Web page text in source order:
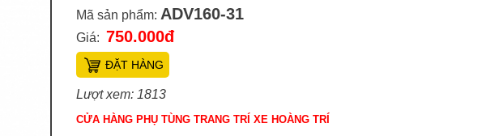
Mã sản phẩm: ADV160-31
Giá: 750.000đ
ĐẶT HÀNG
Lượt xem: 1813
CỬA HÀNG PHỤ TÙNG TRANG TRÍ XE HOÀNG TRÍ